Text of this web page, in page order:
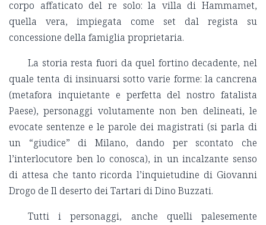
corpo affaticato del re solo: la villa di Hammamet,
quella vera, impiegata come set dal regista su
concessione della famiglia proprietaria.
La storia resta fuori da quel fortino decadente, nel
quale tenta di insinuarsi sotto varie forme: la cancrena
(metafora inquietante e perfetta del nostro fatalista
Paese), personaggi volutamente non ben delineati, le
evocate sentenze e le parole dei magistrati (si parla di
un “giudice” di Milano, dando per scontato che
l’interlocutore ben lo conosca), in un incalzante senso
di attesa che tanto ricorda l’inquietudine di Giovanni
Drogo de Il deserto dei Tartari di Dino Buzzati.
Tutti i personaggi, anche quelli palesemente